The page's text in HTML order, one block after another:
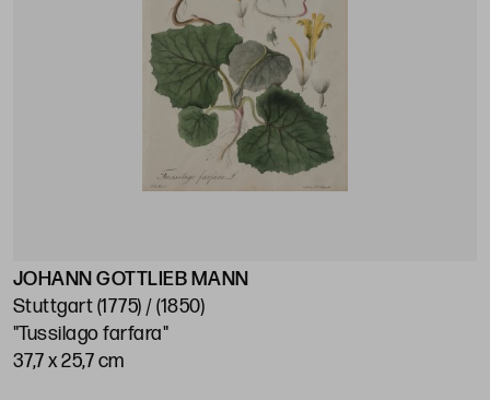
JOHANN GOTTLIEB MANN
Stuttgart (1775) / (1850)
"Tussilago farfara"
37,7 x 25,7 cm